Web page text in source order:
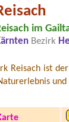
im
Bezirk
Reisach ist